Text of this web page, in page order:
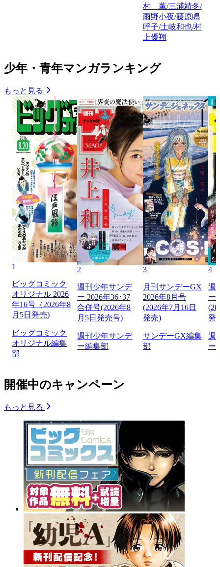
村 薫/三浦靖冬/
雨野小夜/藤原鳴
呼子/土岐和也/村
上優翔
少年・青年マンガランキング
もっと見る
1
ビッグコミック
オリジナル 2026
年16号（2026年8
月5日発売)
ビッグコミック
オリジナル編集
部
2
週刊少年サンデ
ー 2026年36･37
合併号(2026年8
月5日発売号)
週刊少年サンデ
ー編集部
3
月刊サンデーGX
2026年8月号
(2026年7月16日
発売)
サンデーGX編集
部
4
週
ー
発
週
ー
開催中のキャンペーン
もっと見る